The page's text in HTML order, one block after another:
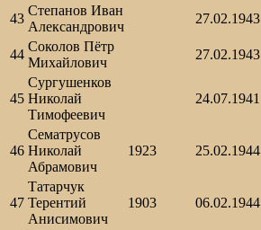
43
Степанов Иван
Александрович
27.02.1943
44
Соколов Пётр
Михайлович
27.02.1943
45
Сургушенков
Николай
Тимофеевич
24.07.1941
46
Сематрусов
Николай
Абрамович
1923 25.02.1944
47
Татарчук
Терентий
Анисимович
1903 06.02.1944